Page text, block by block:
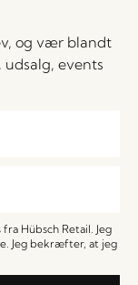
og vær blandt
events
Hübsch Retail. Jeg
Jeg bekræfter, at jeg